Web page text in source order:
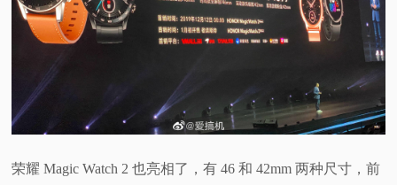
荣耀 Magic Watch 2 也亮相了，有 46 和 42mm 两种尺寸，前